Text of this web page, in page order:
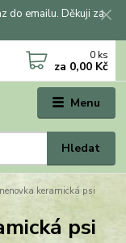
do emailu. Děkuji za
Menu
Hledat
0 ks
za 0,00 Kč
keramická psi
psi